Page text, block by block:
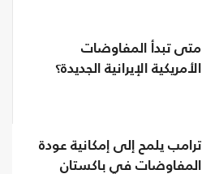
متى تبدأ المفاوضات
الأمريكية الإيرانية الجديدة؟
ترامب يلمح إلى إمكانية عودة
المفاوضات في باكستان